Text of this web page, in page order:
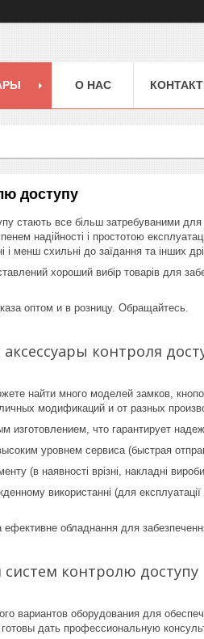
О НАС
доступу
стають все більш затребуваними
надійності і простотою
і менш схильні до заїдання та інших
хороший вибір товарів для
оптом и в розницу. Обращайтесь.
контроля
найти много моделей замков,
модификаций и от разных
изготовлением, что гарантирует
уровнем сервиса (быстрая
(в наявності врізні, накладні
використанні (для
обладнання для
контролю доступу
вариантов оборудования для
готовы дать профессиональную